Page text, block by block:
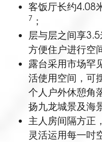
客饭厅长约4.08
7 ；
层与层之间享
方便住户进行空
露台采用市场罕
活使用空间，可
个人户外休憩角
扬九龙城景及海
主人房间隔方正
灵活运用每一吋